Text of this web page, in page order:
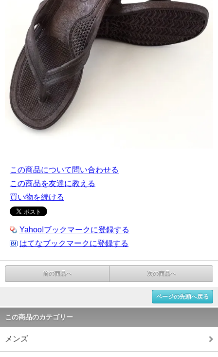
この商品について問い合わせる
この商品を友達に教える
買い物を続ける
Yahoo!ブックマークに登録する
はてなブックマークに登録する
前の商品へ 次の商品へ
ページの先頭へ戻る
この商品のカテゴリー
メンズ